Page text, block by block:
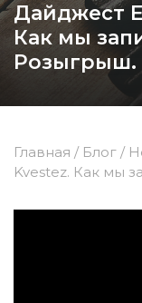
Дайджест
Как мы
Розыгрыш.
Главная / Блог /
Kvestez. Как мы